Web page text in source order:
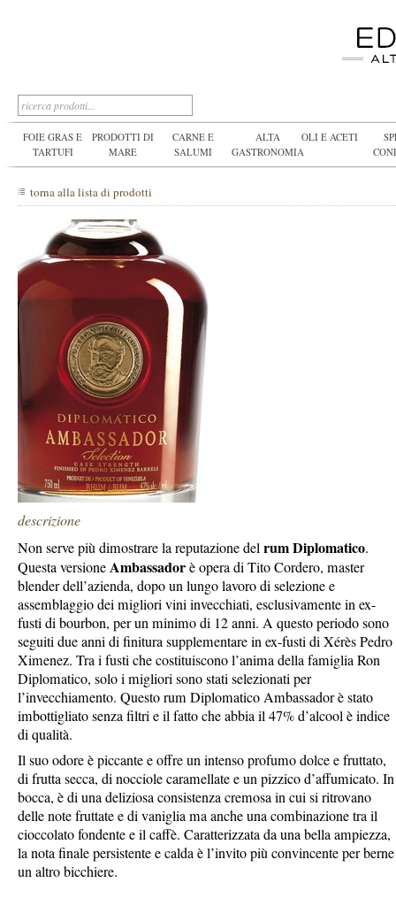
FOIE GRAS E
TARTUFI
PRODOTTI DI
MARE
CARNE E
SALUMI
ALTA
GASTRONOMIA
OLI E ACETI
torna alla lista di prodotti
descrizione
Non serve più dimostrare la reputazione delrum Diplomatico.
Questa versioneAmbassadorè opera di Tito Cordero, master
blender dell’azienda, dopo un lungo lavoro di selezione e
assemblaggio dei migliori vini invecchiati, esclusivamente in ex-
fusti di bourbon, per un minimo di 12 anni. A questo periodo sono
seguiti due anni di finitura supplementare in ex-fusti di Xérès Pedro
Ximenez. Tra i fusti che costituiscono l’anima della famiglia Ron
Diplomatico, solo i migliori sono stati selezionati per
l’invecchiamento. Questo rum Diplomatico Ambassador è stato
imbottigliato senza filtri e il fatto che abbia il 47% d’alcool è indice
di qualità.
Il suo odore è piccante e offre un intenso profumo dolce e fruttato,
di frutta secca, di nocciole caramellate e un pizzico d’affumicato. In
bocca, è di una deliziosa consistenza cremosa in cui si ritrovano
delle note fruttate e di vaniglia ma anche una combinazione tra il
cioccolato fondente e il caffè. Caratterizzata da una bella ampiezza,
la nota finale persistente e calda è l’invito più convincente per berne
un altro bicchiere.